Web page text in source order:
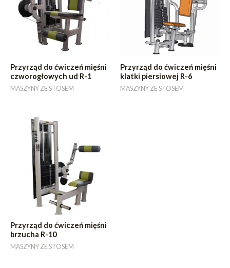
Przyrząd do ćwiczeń mięśni
czworogłowych ud R-1
MASZYNY ZE STOSEM
Przyrząd do ćwiczeń mięśni
klatki piersiowej R-6
MASZYNY ZE STOSEM
Przyrząd do ćwiczeń mięśni
brzucha R-10
MASZYNY ZE STOSEM